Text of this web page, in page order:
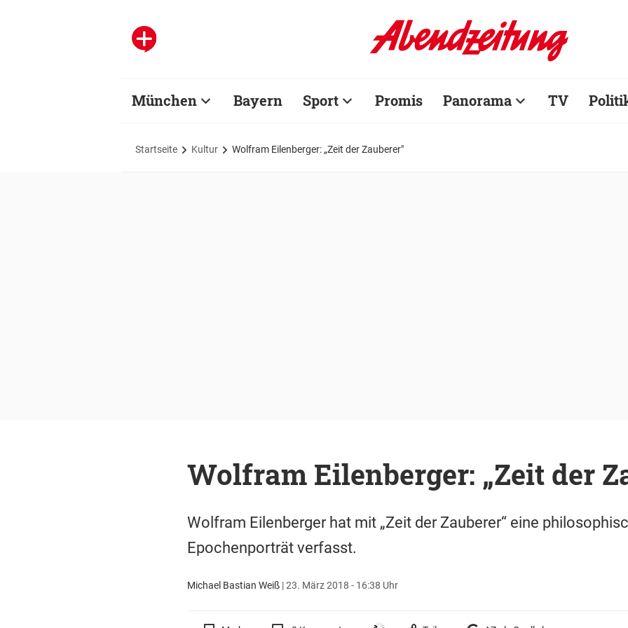
München Bayern Sport Promis Panorama TV
Startseite Kultur Wolfram Eilenberger: „Zeit der Zauberer"
Wolfram Eilenberger: „Zeit der
Wolfram Eilenberger hat mit „Zeit der Zauberer“ eine
Epochenporträt verfasst.
Michael Bastian Weiß|23. März 2018 - 16:38 Uhr